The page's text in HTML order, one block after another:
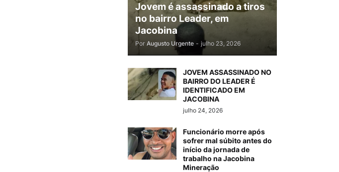
Jovem é assassinado a tiros
no bairro Leader, em
Jacobina
Por Augusto Urgente - julho 23, 2026
JOVEM ASSASSINADO NO
BAIRRO DO LEADER É
IDENTIFICADO EM
JACOBINA
julho 24, 2026
Funcionário morre após
sofrer mal súbito antes do
início da jornada de
trabalho na Jacobina
Mineração